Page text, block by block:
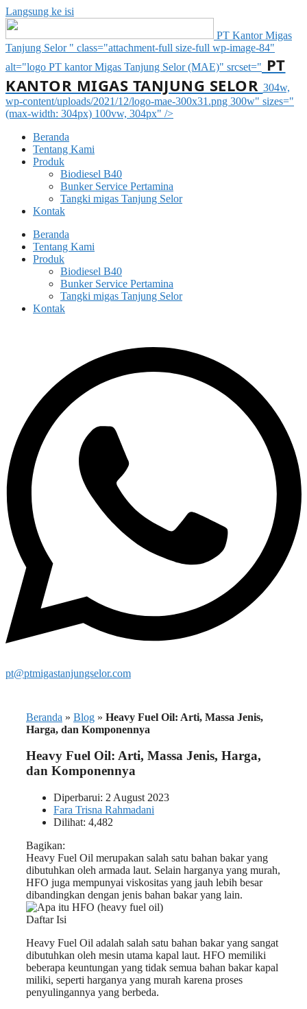
Langsung ke isi
PT Kantor Migas
Tanjung Selor " class="attachment-full size-full wp-image-84"
alt="logo PT kantor Migas Tanjung Selor (MAE)" srcset=" PT
KANTOR MIGAS TANJUNG SELOR 304w,
wp-content/uploads/2021/12/logo-mae-300x31.png 300w" sizes="
(max-width: 304px) 100vw, 304px" />
Beranda
Tentang Kami
Produk
Biodiesel B40
Bunker Service Pertamina
Tangki migas Tanjung Selor
Kontak
Beranda
Tentang Kami
Produk
Biodiesel B40
Bunker Service Pertamina
Tangki migas Tanjung Selor
Kontak
pt@ptmigastanjungselor.com
Beranda » Blog » Heavy Fuel Oil: Arti, Massa Jenis,
Harga, dan Komponennya
Heavy Fuel Oil: Arti, Massa Jenis, Harga,
dan Komponennya
Diperbarui: 2 August 2023
Fara Trisna Rahmadani
Dilihat: 4,482
Bagikan:
Heavy Fuel Oil merupakan salah satu bahan bakar yang
dibutuhkan oleh armada laut. Selain harganya yang murah,
HFO juga mempunyai viskositas yang jauh lebih besar
dibandingkan dengan jenis bahan bakar yang lain.
Daftar Isi
Heavy Fuel Oil adalah salah satu bahan bakar yang sangat
dibutuhkan oleh mesin utama kapal laut. HFO memiliki
beberapa keuntungan yang tidak semua bahan bakar kapal
miliki, seperti harganya yang murah karena proses
penyulingannya yang berbeda.